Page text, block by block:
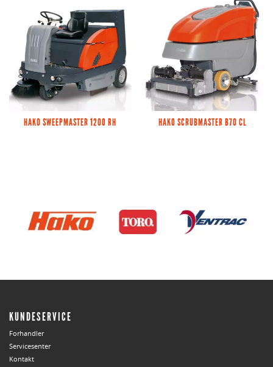
HAKO SWEEPMASTER 1200 RH HAKO SCRUBMASTER B70 CL
KUNDESERVICE
Forhandler
Servicesenter
Kontakt